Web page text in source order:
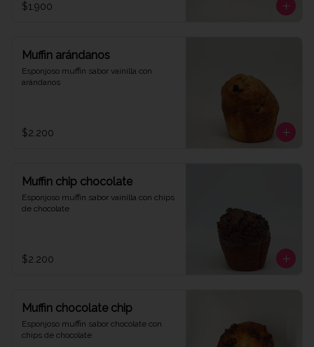
$1.900
Muffin arándanos
Esponjoso muffin sabor vainilla con
arándanos
$2.200
Muffin chip chocolate
Esponjoso muffin sabor vainilla con chips
de chocolate
$2.200
Muffin chocolate chip
Esponjoso muffin sabor chocolate con
chips de chocolate